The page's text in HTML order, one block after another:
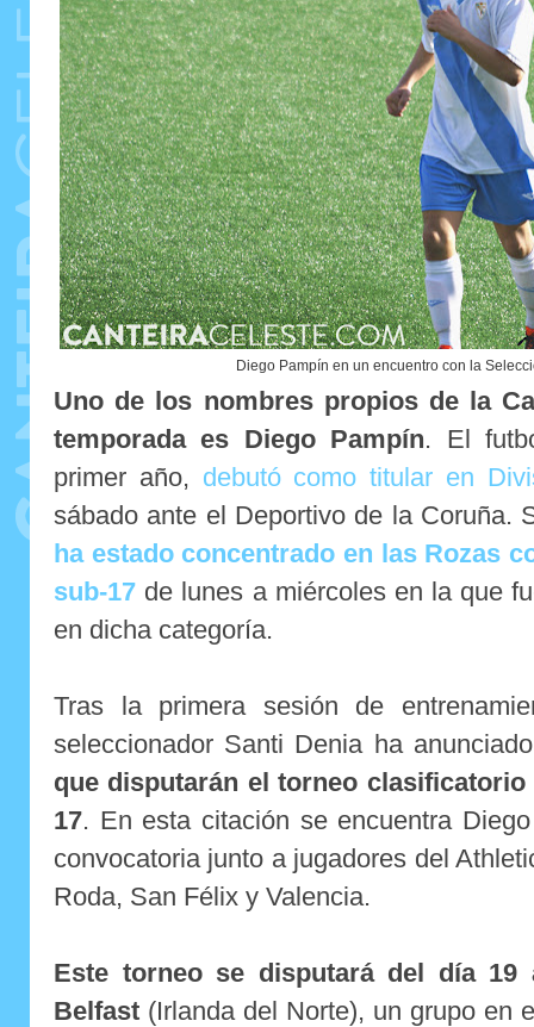
Diego Pampín en un encuentro con la
Uno de los nombres propios de la
temporada es Diego Pampín. El
primer año, debutó como titular en
sábado ante el Deportivo de la Coruña.
ha estado concentrado en las Rozas
sub-17 de lunes a miércoles en la que
en dicha categoría.
Tras la primera sesión de
seleccionador Santi Denia ha
que disputarán el torneo
17. En esta citación se encuentra
convocatoria junto a jugadores del
Roda, San Félix y Valencia.
Este torneo se disputará del día 19
Belfast (Irlanda del Norte), un grupo en